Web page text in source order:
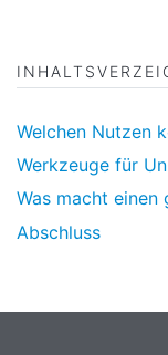
Welchen Nutzen
Werkzeuge für
Was macht einen
Abschluss